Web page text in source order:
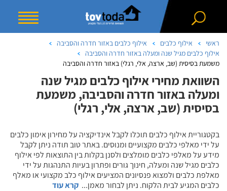
ראשי אילוף כלבים
אילוף כלבים באזור חדרה והסביבה
אילוף כלבים מגיל שנה ומעלה באזור חדרה והסביבה
משמעת בסיסית (שב, ארצה, אלי, רגלי) באזור חדרה והסביבה
השוואת מחירי אילוף כלבים מגיל שנה
ומעלה באזור חדרה והסביבה, משמעת
בסיסית (שב, ארצה, אלי, רגלי)
בקטגוריית אילוף כלבים תוכלו לקבל אינדיקציה על מחירון אימון כלבים
על ידי מאלפי כלבים מקצועיים ומנוסים. באתר טוב תודה ניתן לקבל
מידע על מאלפי כלבים מומלצים ולסנן בקלות בין התוצאות לפי אילוף
כלבים מגיל שנה ומעלה, חינוך גורים ופתרון בעיות התנהגות על ידי
מאלפת כלבים ולמצוא פנסיונים המציעים אילוף כלב מקצועי או מאלף
כלבים המגיע לבית הלקוח. ניתן לבחור מאמן... קרא עוד